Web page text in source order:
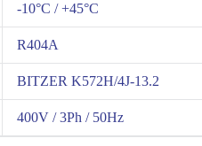
-10°C / +45°C
R404A
BITZER K572H/4J-13.2
400V / 3Ph / 50Hz